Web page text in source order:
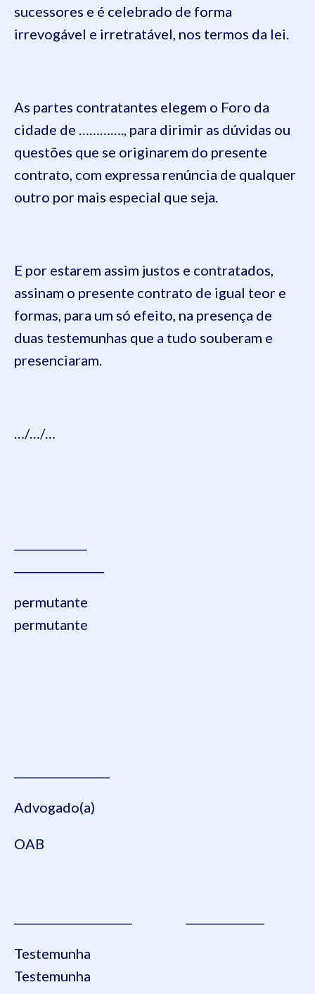
sucessores e é celebrado de forma
irrevogável e irretratável, nos termos da lei.
As partes contratantes elegem o Foro da
cidade de …………., para dirimir as dúvidas ou
questões que se originarem do presente
contrato, com expressa renúncia de qualquer
outro por mais especial que seja.
E por estarem assim justos e contratados,
assinam o presente contrato de igual teor e
formas, para um só efeito, na presença de
duas testemunhas que a tudo souberam e
presenciaram.
…/…/…
permutante
permutante
Advogado(a)
OAB
Testemunha
Testemunha